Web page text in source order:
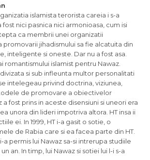
islamista terorista careia i s-a
fost nici pasnica nici armonioasa, cum isi
ca membrii unei organizatii
promovarii jihadismului sa fie alcatuita din
inteligente si oneste. Dar nu a fost asa.
romantismului islamist pentru Nawaz.
si sub infleunta multor personalitati
intelegeau privind doctrina, viziunea,
de promovare a obiectivelor
a fost prins in aceste disensiuni si uneori era
unora din lideri impotriva altora. HT insa ii
ei. In 1999, HT i-a gasit o sotie, o
de Rabia care si ea facea parte din HT.
a permis lui Nawaz sa-si intrerupa studiile
an. In timp, lui Nawaz si sotiei lui l-i s-a